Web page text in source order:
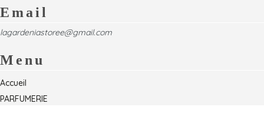
Email
lagardeniastoree@gmail.com
Menu
Accueil
PARFUMERIE